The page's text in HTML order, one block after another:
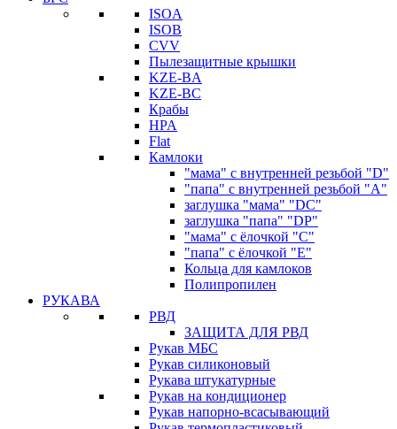
ISOA
ISOB
CVV
Пылезащитные крышки
KZE-BA
KZE-BС
Крабы
HPA
Flat
Камлоки
"мама" с внутренней резьбой "D"
"папа" с внутренней резьбой "A"
заглушка "мама" "DC"
заглушка "папа" "DP"
"мама" с ёлочкой "C"
"папа" с ёлочкой "E"
Кольца для камлоков
Полипропилен
РУКАВА
РВД
ЗАЩИТА ДЛЯ РВД
Рукав МБС
Рукав силиконовый
Рукава штукатурные
Рукав на кондиционер
Рукав напорно-всасывающий